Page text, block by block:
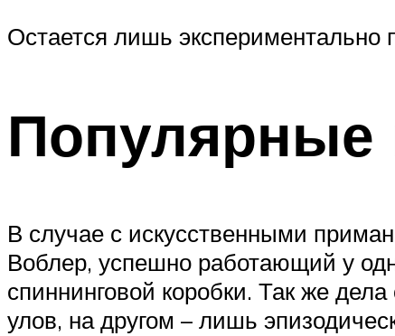
Остается лишь экспериментально
Популярные
В случае с искусственными
Воблер, успешно работающий у
спиннинговой коробки. Так же
улов, на другом – лишь